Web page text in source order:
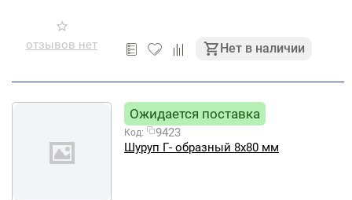
отзывов нет Нет в наличии
Ожидается поставка
Код:
9423
Шуруп Г- образный 8х80 мм